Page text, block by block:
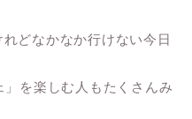
どなかなか行けない今日
を楽しむ人もたくさんみ